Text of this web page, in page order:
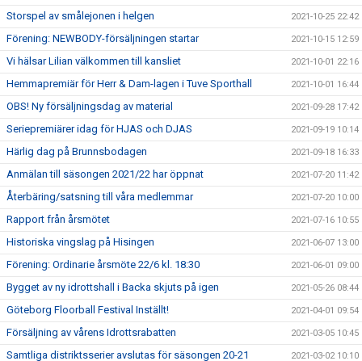
Storspel av smålejonen i helgen 2021-10-25 22:42
Förening: NEWBODY-försäljningen startar 2021-10-15 12:59
Vi hälsar Lilian välkommen till kansliet 2021-10-01 22:16
Hemmapremiär för Herr & Dam-lagen i Tuve Sporthall 2021-10-01 16:44
OBS! Ny försäljningsdag av material 2021-09-28 17:42
Seriepremiärer idag för HJAS och DJAS 2021-09-19 10:14
Härlig dag på Brunnsbodagen 2021-09-18 16:33
Anmälan till säsongen 2021/22 har öppnat 2021-07-20 11:42
Återbäring/satsning till våra medlemmar 2021-07-20 10:00
Rapport från årsmötet 2021-07-16 10:55
Historiska vingslag på Hisingen 2021-06-07 13:00
Förening: Ordinarie årsmöte 22/6 kl. 18:30 2021-06-01 09:00
Bygget av ny idrottshall i Backa skjuts på igen 2021-05-26 08:44
Göteborg Floorball Festival Inställt! 2021-04-01 09:54
Försäljning av vårens Idrottsrabatten 2021-03-05 10:45
Samtliga distriktsserier avslutas för säsongen 20-21 2021-03-02 10:10